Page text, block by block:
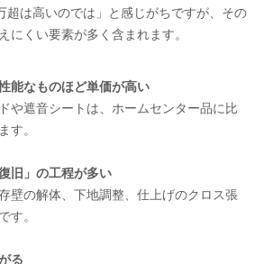
超は高いのでは」と感じがちですが、その
にくい要素が多く含まれます。
能なものほど単価が高い
や遮音シートは、ホームセンター品に比
す。
旧」の工程が多い
壁の解体、下地調整、仕上げのクロス張
す。
る